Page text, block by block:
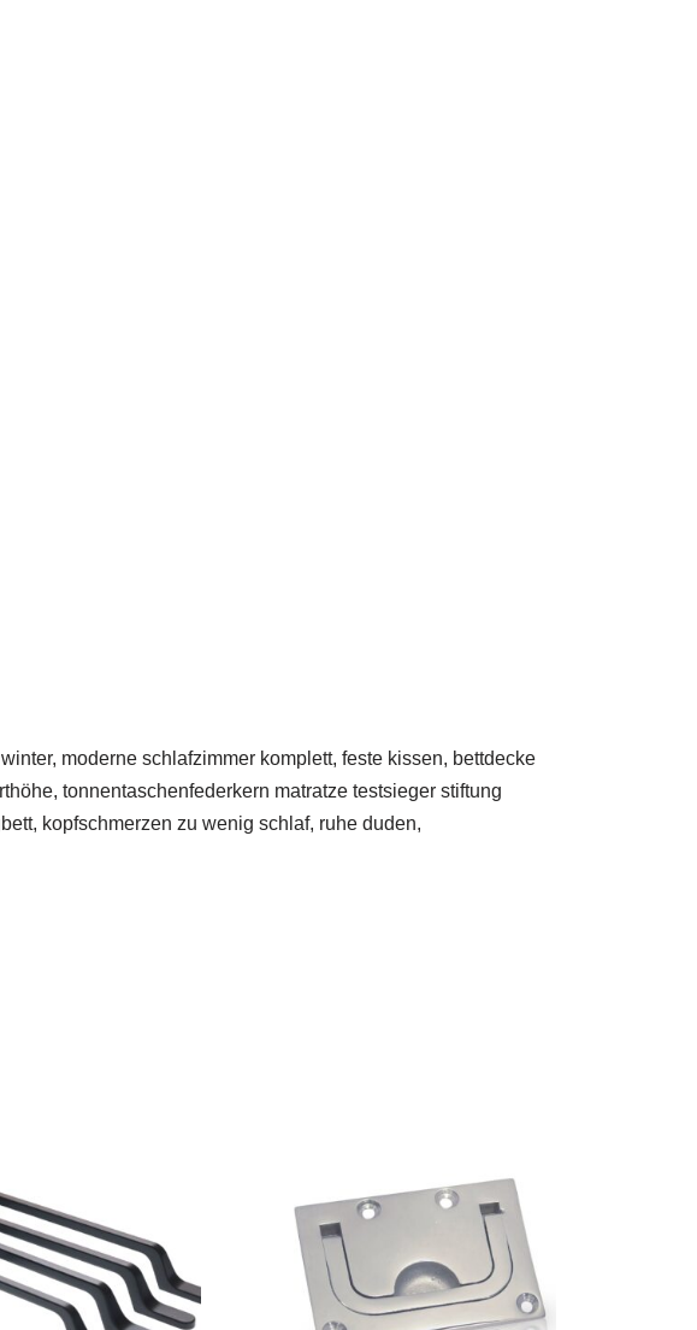
moderne schlafzimmer komplett, feste kissen, bettdecke
tonnentaschenfederkern matratze testsieger stiftung
kopfschmerzen zu wenig schlaf, ruhe duden,